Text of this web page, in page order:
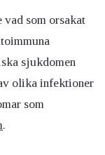
som orsakat
sjukdomen
olika infektioner
som
.